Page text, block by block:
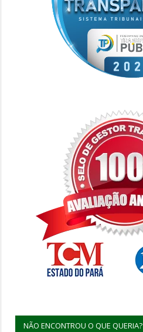
NÃO ENCONTROU O QUE QUERIA?